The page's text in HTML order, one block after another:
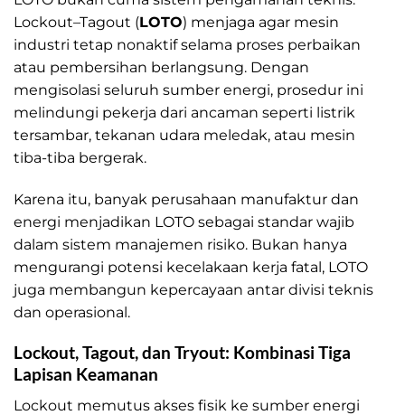
Lockout–Tagout (LOTO) menjaga agar mesin
industri tetap nonaktif selama proses perbaikan
atau pembersihan berlangsung. Dengan
mengisolasi seluruh sumber energi, prosedur ini
melindungi pekerja dari ancaman seperti listrik
tersambar, tekanan udara meledak, atau mesin
tiba-tiba bergerak.
Karena itu, banyak perusahaan manufaktur dan
energi menjadikan LOTO sebagai standar wajib
dalam sistem manajemen risiko. Bukan hanya
mengurangi potensi kecelakaan kerja fatal, LOTO
juga membangun kepercayaan antar divisi teknis
dan operasional.
Lockout, Tagout, dan Tryout: Kombinasi Tiga
Lapisan Keamanan
Lockout memutus akses fisik ke sumber energi